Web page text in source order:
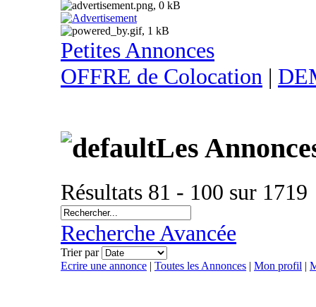
Petites Annonces
OFFRE de Colocation |
Les
Résultats 81 - 100 sur 1719
Recherche Avancée
Trier par
Ecrire une annonce | Toutes les Annonces | Mon profil |